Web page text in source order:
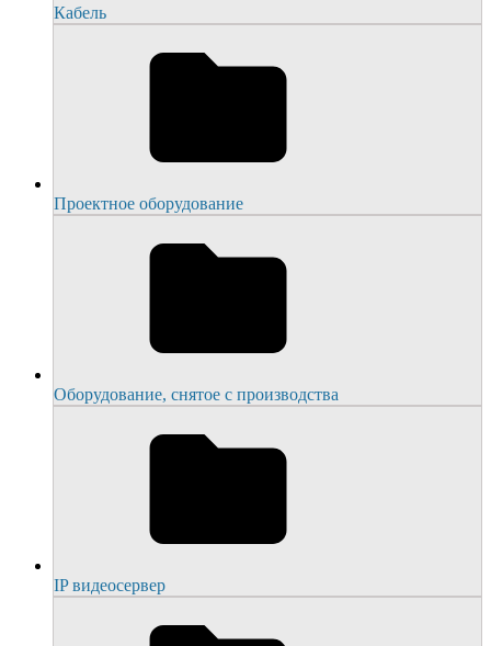
Кабель
Проектное оборудование
Оборудование, снятое с производства
IP видеосервер